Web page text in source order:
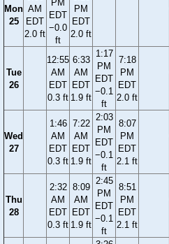
Mon
25
AM
EDT
2.0 ft
PM
EDT
−0.0
ft
PM
EDT
2.0 ft
Tue
26
12:55
AM
EDT
0.3 ft
6:33
AM
EDT
1.9 ft
1:17
PM
EDT
−0.1
ft
7:18
PM
EDT
2.0 ft
Wed
27
1:46
AM
EDT
0.3 ft
7:22
AM
EDT
1.9 ft
2:03
PM
EDT
−0.1
ft
8:07
PM
EDT
2.1 ft
Thu
28
2:32
AM
EDT
0.3 ft
8:09
AM
EDT
1.9 ft
2:45
PM
EDT
−0.1
ft
8:51
PM
EDT
2.1 ft